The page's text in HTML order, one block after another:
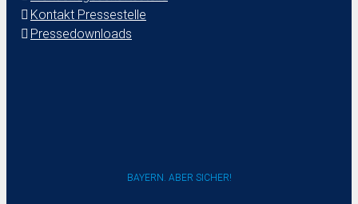
Kontakt Pressestelle
Pressedownloads
BAYERN. ABER SICHER!